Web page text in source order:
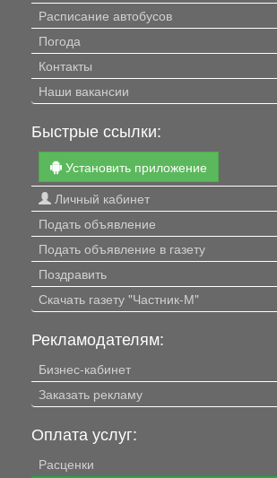
Расписание автобусов
Погода
Контакты
Наши вакансии
Быстрые ссылки:
Установить приложение
Личный кабинет
Подать объявление
Подать объявление в газету
Поздравить
Скачать газету "Частник-М"
Рекламодателям:
Бизнес-кабинет
Заказать рекламу
Оплата услуг:
Расценки